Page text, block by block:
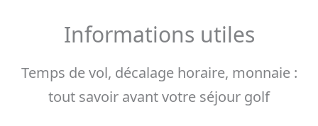
Informations utiles
Temps de vol, décalage horaire, monnaie :
tout savoir avant votre séjour golf